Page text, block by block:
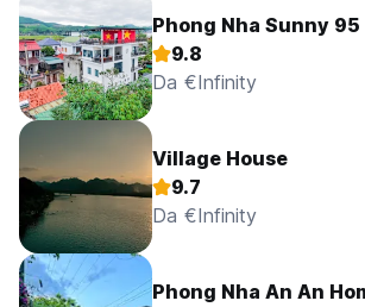
Phong Nha Sunny
9.8
Da €Infinity
Village House
9.7
Da €Infinity
Phong Nha An An